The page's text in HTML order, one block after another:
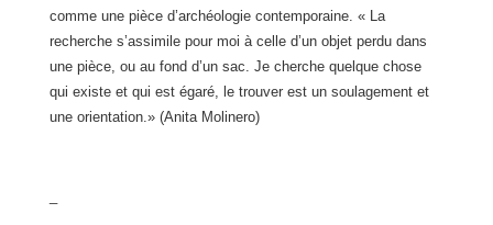
comme une pièce d’archéologie contemporaine. « La
recherche s’assimile pour moi à celle d’un objet perdu dans
une pièce, ou au fond d’un sac. Je cherche quelque chose
qui existe et qui est égaré, le trouver est un soulagement et
une orientation.» (Anita Molinero)